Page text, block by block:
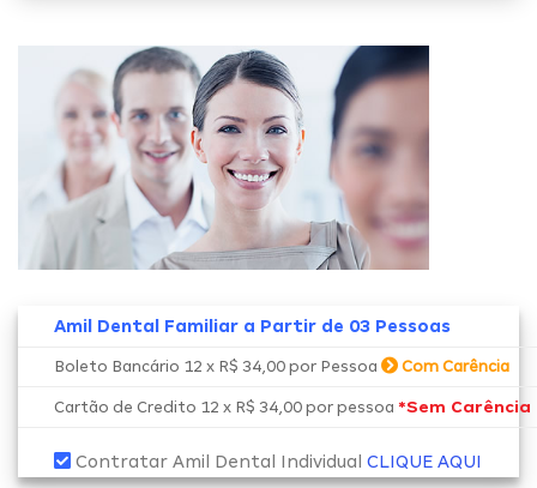
Amil Dental Familiar a Partir de 03 Pessoas
Boleto Bancário 12 x R$ 34,00 por Pessoa Com Carência
Cartão de Credito 12 x R$ 34,00 por pessoa *Sem Carência
Contratar Amil Dental Individual CLIQUE AQUI